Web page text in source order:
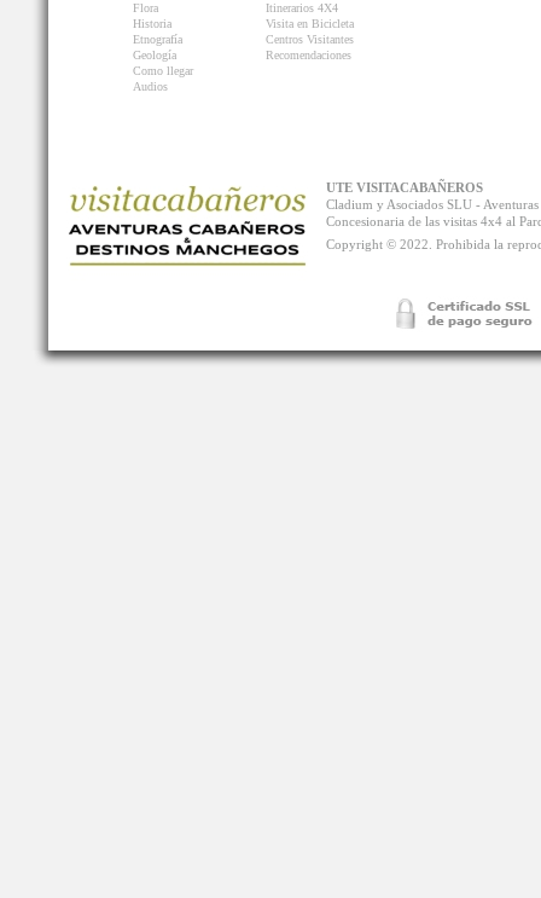
Flora
Historia
Etnografía
Geología
Como llegar
Audios
Itinerarios 4X4
Visita en Bicicleta
Centros Visitantes
Recomendaciones
UTE VISITACABAÑEROS
Cladium y Asociados SLU -
Concesionaria de las visitas 4x4 al
Copyright © 2022. Prohibida la